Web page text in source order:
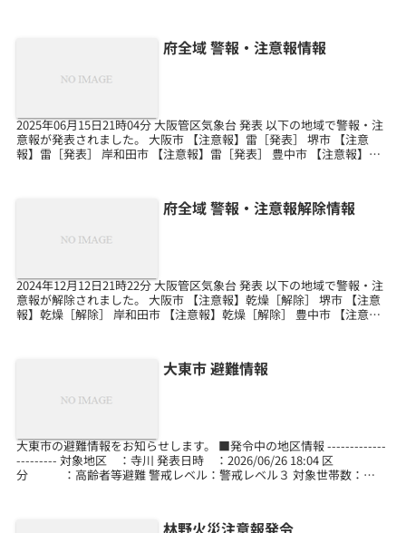
府全域 警報・注意報情報
2025年06月15日21時04分 大阪管区気象台 発表 以下の地域で警報・注
意報が発表されました。 大阪市 【注意報】雷［発表］ 堺市 【注意
報】雷［発表］ 岸和田市 【注意報】雷［発表］ 豊中市 【注意報】雷
府全域 警報・注意報解除情報
2024年12月12日21時22分 大阪管区気象台 発表 以下の地域で警報・注
意報が解除されました。 大阪市 【注意報】乾燥［解除］ 堺市 【注意
報】乾燥［解除］ 岸和田市 【注意報】乾燥［解除］ 豊中市 【注意
大東市 避難情報
大東市の避難情報をお知らせします。 ■発令中の地区情報 -------------
--------- 対象地区 ：寺川 発表日時 ：2026/06/26 18:04 区
分 ：高齢者等避難 警戒レベル：警戒レベル３ 対象世帯数：
林野火災注意報発令